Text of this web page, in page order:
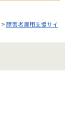
> 障害者雇用支援サイ